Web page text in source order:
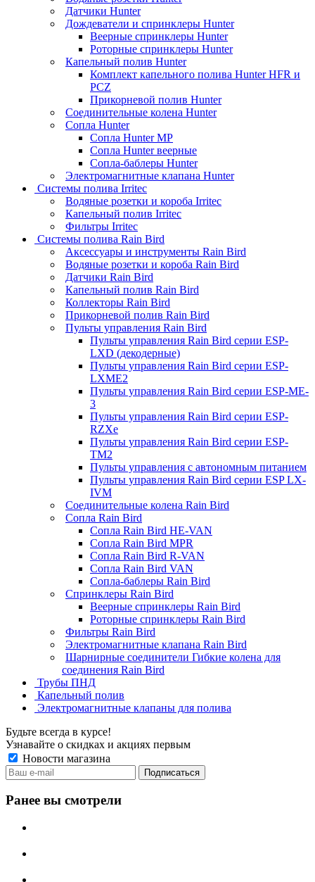
Датчики Hunter
Дождеватели и спринклеры Hunter
Веерные спринклеры Hunter
Роторные спринклеры Hunter
Капельный полив Hunter
Комплект капельного полива Hunter HFR и
PCZ
Прикорневой полив Hunter
Соединительные колена Hunter
Сопла Hunter
Сопла Hunter MP
Сопла Hunter веерные
Сопла-баблеры Hunter
Электромагнитные клапана Hunter
Системы полива Irritec
Водяные розетки и короба Irritec
Капельный полив Irritec
Фильтры Irritec
Системы полива Rain Bird
Аксессуары и инструменты Rain Bird
Водяные розетки и короба Rain Bird
Датчики Rain Bird
Капельный полив Rain Bird
Коллекторы Rain Bird
Прикорневой полив Rain Bird
Пульты управления Rain Bird
Пульты управления Rain Bird серии ESP-
LXD (декодерные)
Пульты управления Rain Bird серии ESP-
LXME2
Пульты управления Rain Bird серии ESP-ME-
3
Пульты управления Rain Bird серии ESP-
RZXe
Пульты управления Rain Bird серии ESP-
TM2
Пульты управления с автономным питанием
Пульты управления Rain Bird серии ESP LX-
IVM
Соединительные колена Rain Bird
Сопла Rain Bird
Сопла Rain Bird HE-VAN
Сопла Rain Bird MPR
Сопла Rain Bird R-VAN
Сопла Rain Bird VAN
Сопла-баблеры Rain Bird
Спринклеры Rain Bird
Веерные спринклеры Rain Bird
Роторные спринклеры Rain Bird
Фильтры Rain Bird
Электромагнитные клапана Rain Bird
Шарнирные соединители Гибкие колена для
соединения Rain Bird
Трубы ПНД
Капельный полив
Электромагнитные клапаны для полива
Будьте всегда в курсе!
Узнавайте о скидках и акциях первым
Новости магазина
Ранее вы смотрели